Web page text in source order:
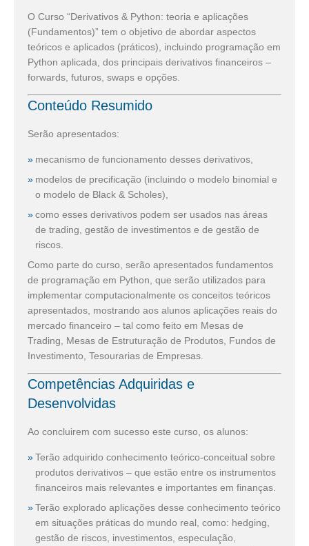
O Curso “Derivativos & Python: teoria e aplicações
(Fundamentos)” tem o objetivo de abordar aspectos
teóricos e aplicados (práticos), incluindo programação em
Python aplicada, dos principais derivativos financeiros –
forwards, futuros, swaps e opções.
Conteúdo Resumido
Serão apresentados:
mecanismo de funcionamento desses derivativos,
modelos de precificação (incluindo o modelo binomial e
o modelo de Black & Scholes),
como esses derivativos podem ser usados nas áreas
de trading, gestão de investimentos e de gestão de
riscos.
Como parte do curso, serão apresentados fundamentos
de programação em Python, que serão utilizados para
implementar computacionalmente os conceitos teóricos
apresentados, mostrando aos alunos aplicações reais do
mercado financeiro – tal como feito em Mesas de
Trading, Mesas de Estruturação de Produtos, Fundos de
Investimento, Tesourarias de Empresas.
Competências Adquiridas e
Desenvolvidas
Ao concluirem com sucesso este curso, os alunos:
Terão adquirido conhecimento teórico-conceitual sobre
produtos derivativos – que estão entre os instrumentos
financeiros mais relevantes e importantes em finanças.
Terão explorado aplicações desse conhecimento teórico
em situações práticas do mundo real, como: hedging,
gestão de riscos, investimentos, especulação,